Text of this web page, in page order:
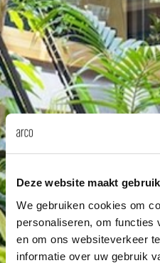
Deze website maakt
We gebruiken cookies om
personaliseren, om functies
en om ons websiteverkeer
informatie over uw gebruik